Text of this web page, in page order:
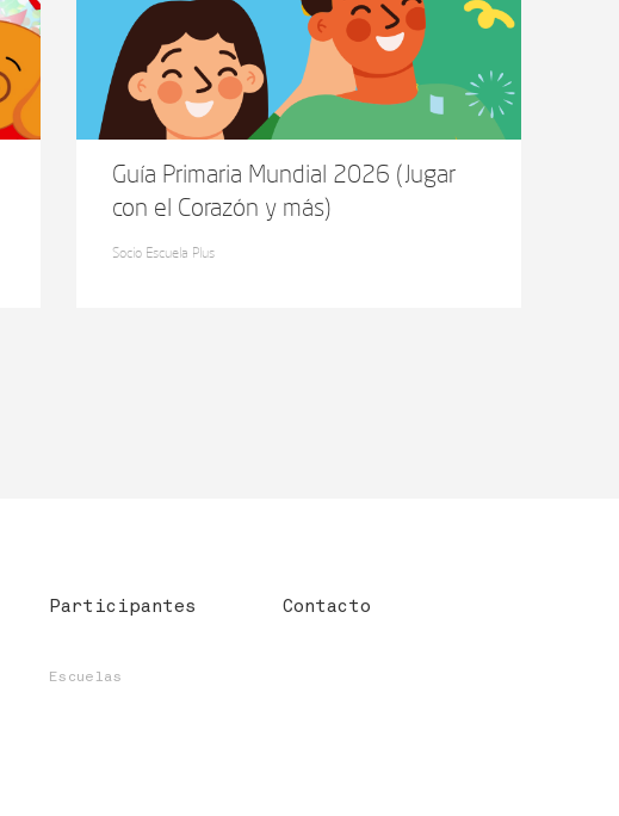
Guía Primaria Mundial 2026 (Jugar
con el Corazón y más)
Socio Escuela Plus
Participantes
Escuelas
Contacto